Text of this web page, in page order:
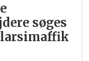
søges